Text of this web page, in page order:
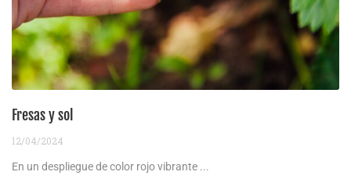
Fresas y sol
12/04/2024
En un despliegue de color rojo vibrante ...